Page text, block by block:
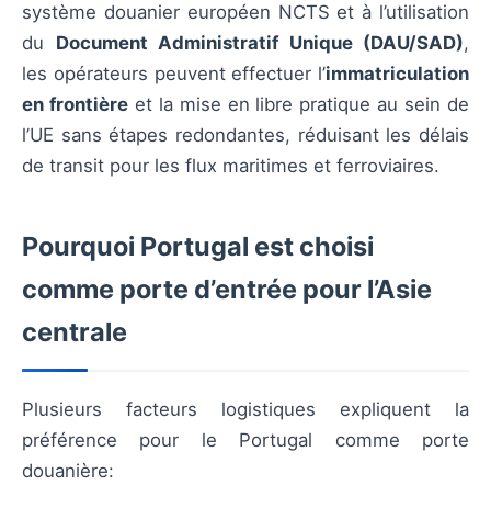
système douanier européen NCTS et à l’utilisation
du Document Administratif Unique (DAU/SAD),
les opérateurs peuvent effectuer l’immatriculation
en frontièreet la mise en libre pratique au sein de
l’UE sans étapes redondantes, réduisant les délais
de transit pour les flux maritimes et ferroviaires.
Pourquoi Portugal est choisi
comme porte d’entrée pour l’Asie
centrale
Plusieurs facteurs logistiques expliquent la
préférence pour le Portugal comme porte
douanière: